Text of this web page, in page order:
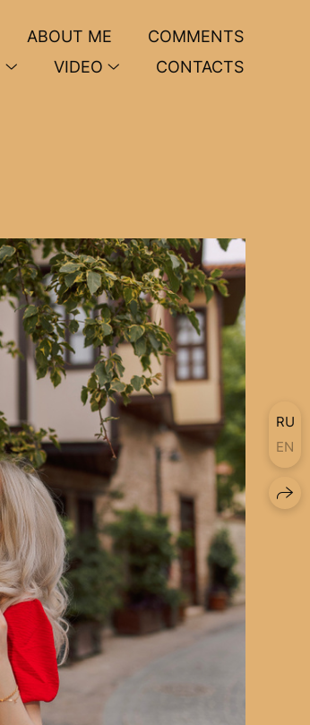
ABOUT ME
COMMENTS
VIDEO CONTACTS
RU
EN